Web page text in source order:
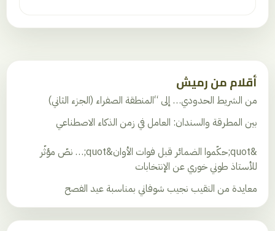
أقلام من رميش
من الشريط الحدودي… إلى “المنطقة الصفراء (الجزء الثاني)
بين المطرقة والسندان: العامل في زمن الذكاء الاصطناعي
&quot;حكّموا الضمائر قبل فوات الأوان&quot;… نصّ مؤثّر
للأستاذ طوني خوري عن الإنتخابات
معايدة من النقيب نجيب شوفاني بمناسبة عيد الفصح